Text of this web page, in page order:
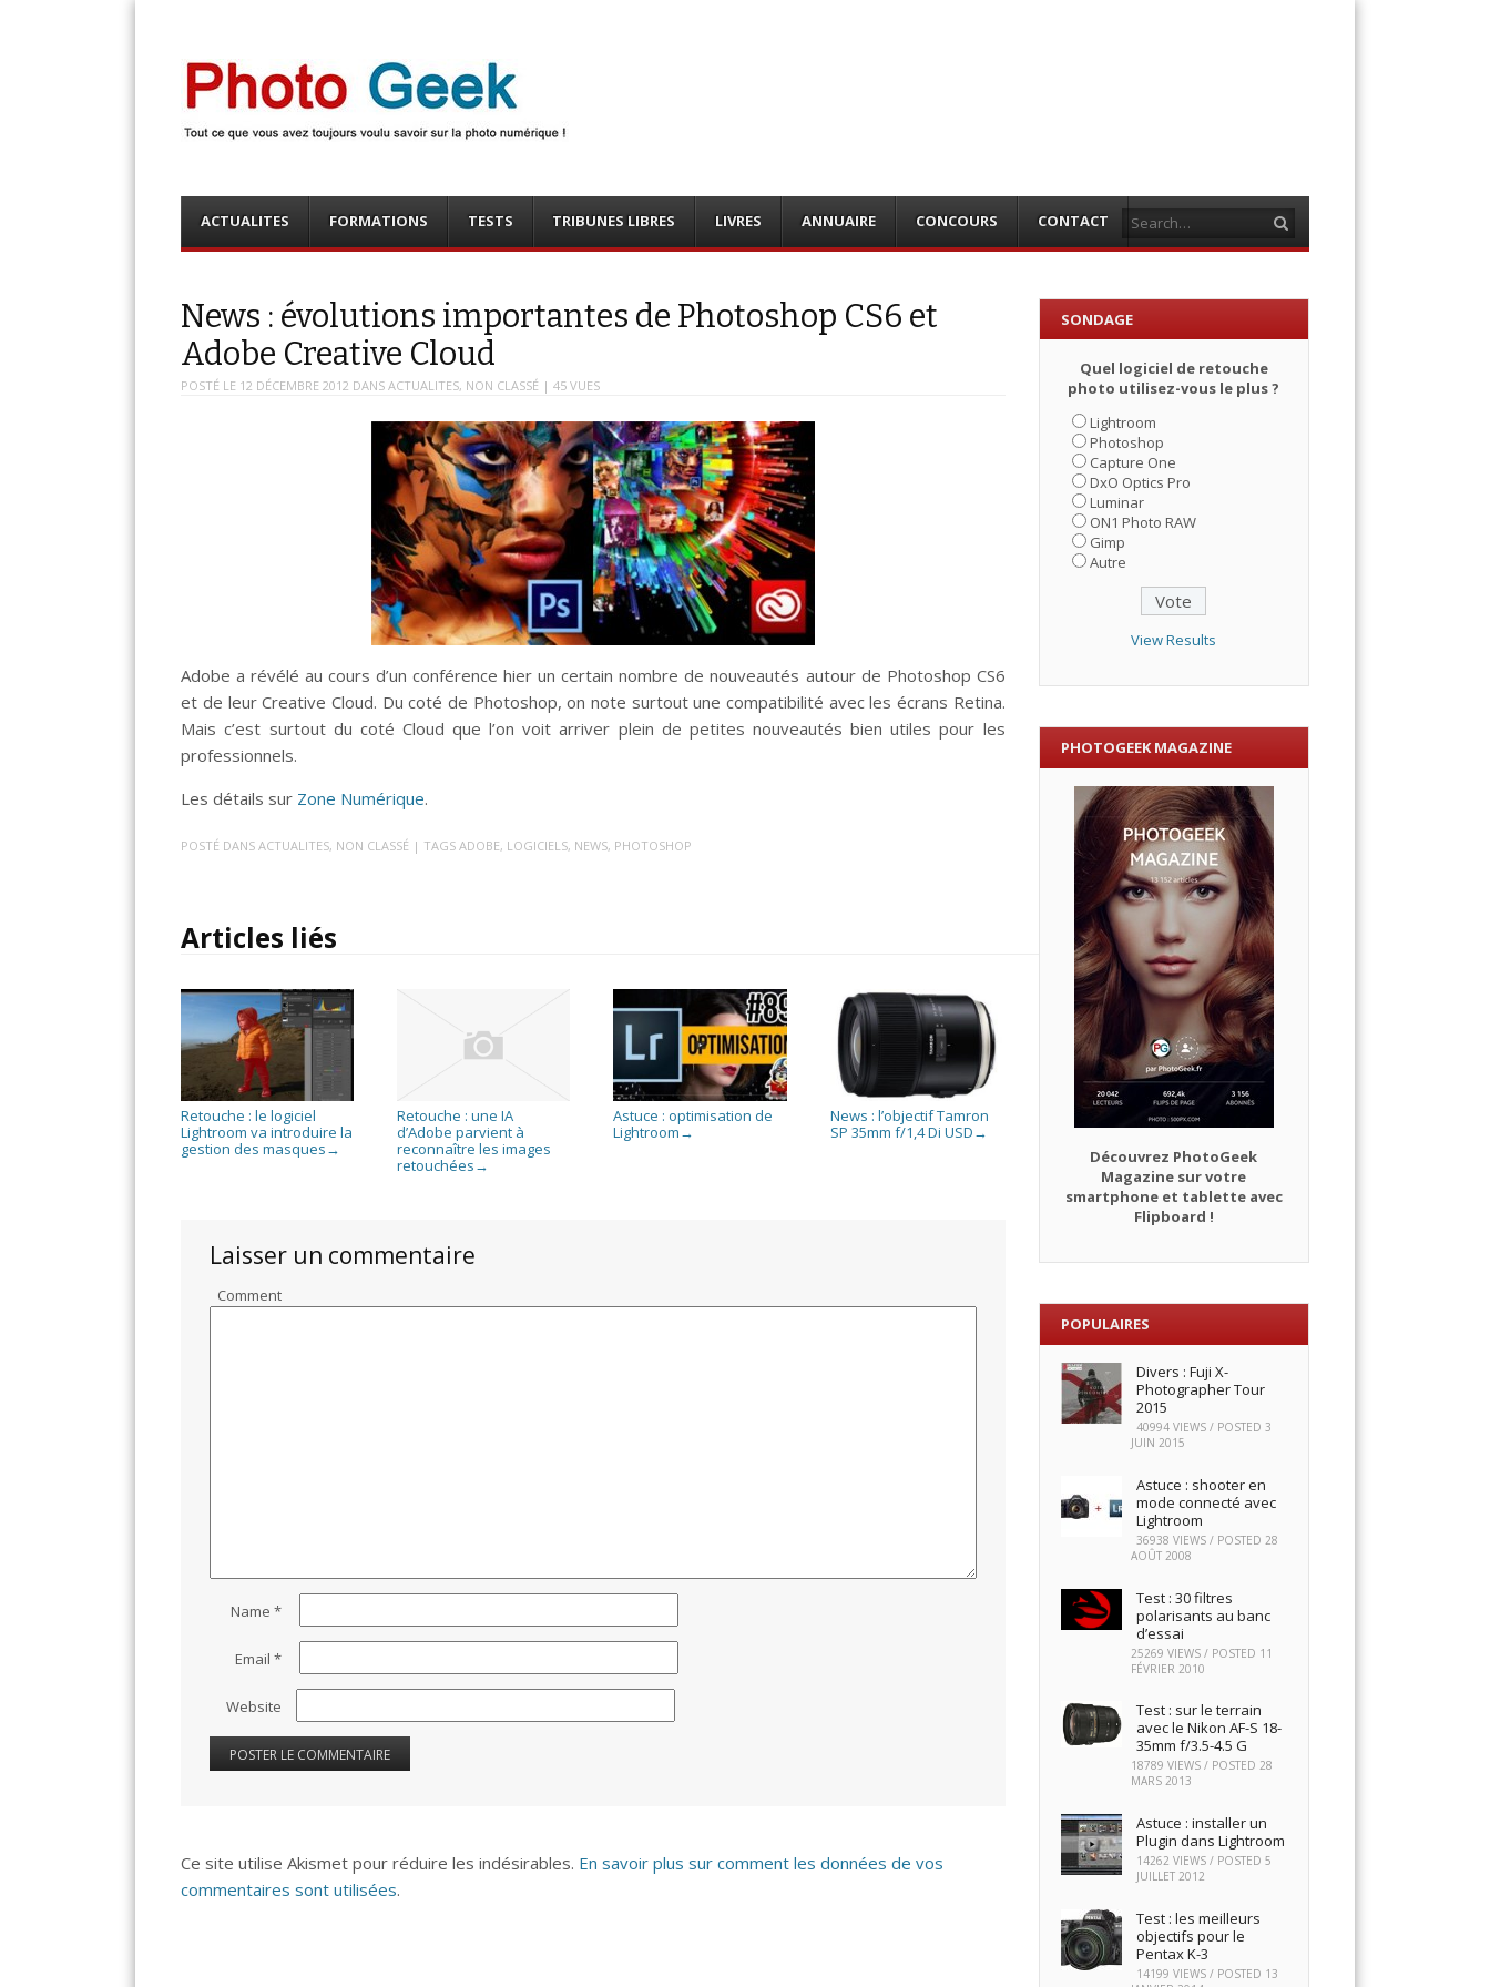
Photo Geek
Menu
content
ACTUALITES FORMATIONS TESTS TRIBUNES LIBRES LIVRES ANNUAIRE CONCOURS CONTACT
News : évolutions importantes de Photoshop CS6 et
Adobe Creative Cloud
POSTÉ LE 12 DÉCEMBRE 2012 DANSACTUALITES, NON CLASSÉ | 45 VUES
Adobe a révélé au cours d’un conférence hier un certain nombre de nouveautés autour de Photoshop CS6
et de leur Creative Cloud. Du coté de Photoshop, on note surtout une compatibilité avec les écrans Retina.
Mais c’est surtout du coté Cloud que l’on voit arriver plein de petites nouveautés bien utiles pour les
professionnels.
Les détails sur Zone Numérique.
POSTÉ DANSACTUALITES, NON CLASSÉ | TAGSADOBE, LOGICIELS, NEWS, PHOTOSHOP
Articles liés
Retouche : le logiciel
Lightroom va introduire la
gestion des masques →
Retouche : une IA
d’Adobe parvient à
reconnaître les images
retouchées →
Astuce : optimisation de
Lightroom →
News : l’objectif Tamron
SP 35mm f/1,4 Di USD →
Laisser un commentaire
Comment
Name*
Email*
Website
Ce site utilise Akismet pour réduire les indésirables. En savoir plus sur comment les données de vos
commentaires sont utilisées.
SONDAGE
Quel logiciel de retouche
photo utilisez-vous le plus ?
Lightroom
Photoshop
Capture One
DxO Optics Pro
Luminar
ON1 Photo RAW
Gimp
Autre
View Results
PHOTOGEEK MAGAZINE
Découvrez PhotoGeek
Magazine sur votre
smartphone et tablette avec
Flipboard !
POPULAIRES
Divers : Fuji X-
Photographer Tour
2015
40994 VIEWS / POSTED3
JUIN 2015
Astuce : shooter en
mode connecté avec
Lightroom
36938 VIEWS / POSTED28
AOÛT 2008
Test : 30 filtres
polarisants au banc
d’essai
25269 VIEWS / POSTED 11
FÉVRIER 2010
Test : sur le terrain
avec le Nikon AF-S 18-
35mm f/3.5-4.5 G
18789 VIEWS / POSTED28
MARS 2013
Astuce : installer un
Plugin dans Lightroom
14262 VIEWS / POSTED5
JUILLET 2012
Test : les meilleurs
objectifs pour le
Pentax K-3
14199 VIEWS / POSTED 13